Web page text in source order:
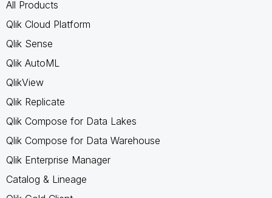
All Products
Qlik Cloud Platform
Qlik Sense
Qlik AutoML
QlikView
Qlik Replicate
Qlik Compose for Data Lakes
Qlik Compose for Data Warehouse
Qlik Enterprise Manager
Catalog & Lineage